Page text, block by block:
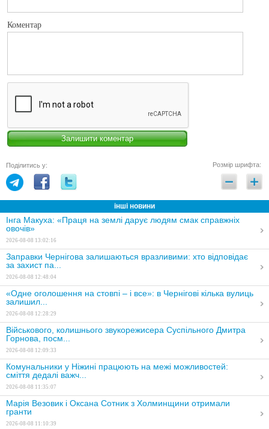
Коментар
Поділитись у: Розмір шрифта:
інші новини
Інга Макуха: «Праця на землі дарує людям смак справжніх
овочів»
2026-08-08 13:02:16
Заправки Чернігова залишаються вразливими: хто відповідає
за захист па...
2026-08-08 12:48:04
«Одне оголошення на стовпі – і все»: в Чернігові кілька вулиць
залишил...
2026-08-08 12:28:29
Військового, колишнього звукорежисера Суспільного Дмитра
Горнова, посм...
2026-08-08 12:09:33
Комунальники у Ніжині працюють на межі можливостей:
сміття дедалі важч...
2026-08-08 11:35:07
Марія Везовик і Оксана Сотник з Холминщини отримали
гранти
2026-08-08 11:10:39